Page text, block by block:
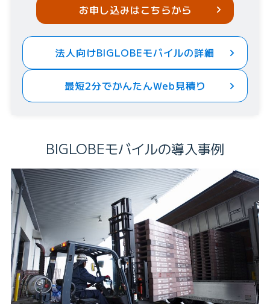
お申し込みはこちらから
法人向けBIGLOBEモバイルの詳細
最短2分でかんたんWeb見積り
BIGLOBEモバイルの導入事例